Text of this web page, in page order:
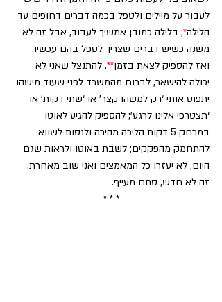
לעבור על מיילים ולטפל בכמה דברים דחופים עד
הלילה*
; בלילה כמובן אמשיך לעבוד, אבל זה לא
משנה כשיש דברים שצריך לטפל בהם עכשיו.
ואז להספיק לצאת בזמן**. להתנצל שאני לא
יכולה להישאר, לברוח מהמשרד לפני שעוד מישהו
יתפוס אותי ‘רק למשהו קצר’ או ‘שתי דקות’ או
‘תצטרפי אלינו לרגע’; להספיק להגיע לאוטו
במרחק 5 דקות הליכה מהירה ולנסות לשווא
להתחמק מהפקקים; לשבת באוטו ולראות שגם
היום, לא יעזרו כל המאמצים ואני שוב מאחרת.
זה לא חדש, סתם מעייף.
* * *